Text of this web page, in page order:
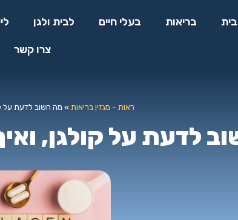
בריאות בעלי חיים לבית ולגן
צרו קשר
ראות - מגזין בריאות » מה חשוב לדעת על
לדעת על קולגן,